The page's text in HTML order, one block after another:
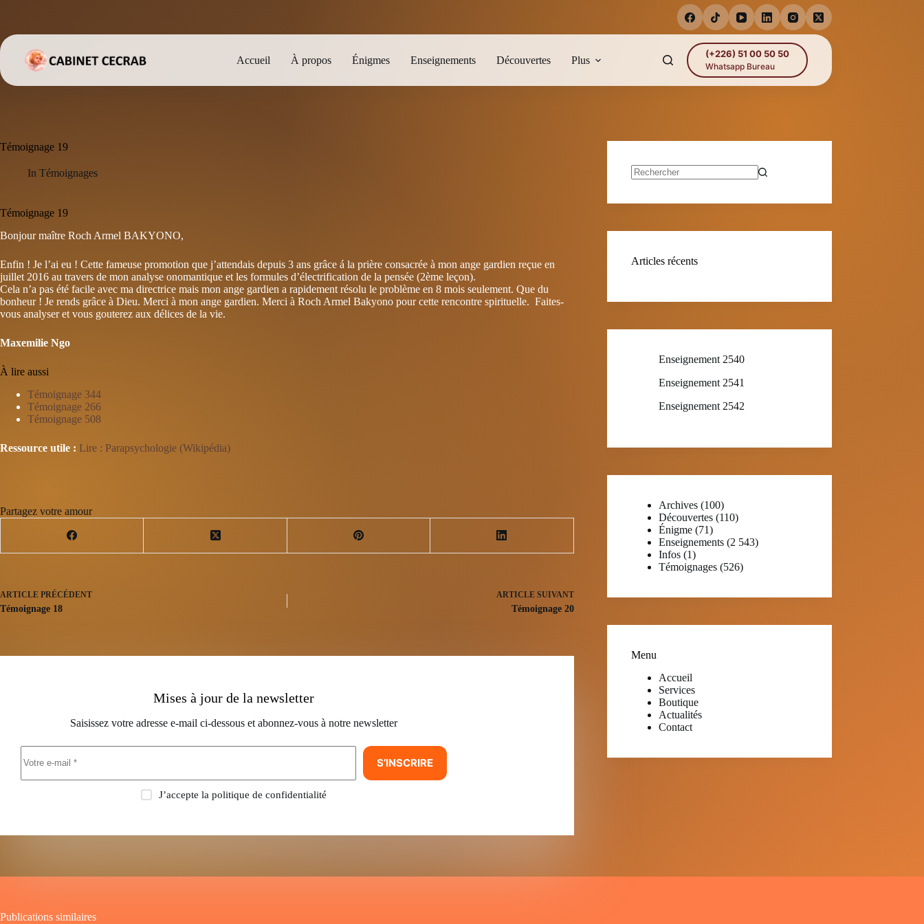
Accueil À propos Énigmes Enseignements Découvertes Plus
(+226) 51 00 50 50
Whatsapp Bureau
Témoignage 19
In Témoignages
Témoignage 19
Bonjour maître Roch Armel BAKYONO,
Enfin ! Je l’ai eu ! Cette fameuse promotion que j’attendais depuis 3 ans grâce á la prière consacrée à mon ange gardien reçue en
juillet 2016 au travers de mon analyse onomantique et les formules d’électrification de la pensée (2ème leçon).
Cela n’a pas été facile avec ma directrice mais mon ange gardien a rapidement résolu le problème en 8 mois seulement. Que du
bonheur ! Je rends grâce à Dieu. Merci à mon ange gardien. Merci à Roch Armel Bakyono pour cette rencontre spirituelle. Faites-
vous analyser et vous gouterez aux délices de la vie.
Maxemilie Ngo
À lire aussi
Témoignage 344
Témoignage 266
Témoignage 508
Ressource utile : Lire : Parapsychologie (Wikipédia)
Partagez votre amour
ARTICLE PRÉCÉDENT
Témoignage 18
ARTICLESUIVANT
Témoignage 20
Mises à jour de la newsletter
Saisissez votre adresse e-mail ci-dessous et abonnez-vous à notre newsletter
S’INSCRIRE
J’accepte la politique de confidentialité
Articles récents
Enseignement 2540
Enseignement 2541
Enseignement 2542
Archives (100)
Découvertes (110)
Énigme (71)
Enseignements (2 543)
Infos (1)
Témoignages (526)
Menu
Accueil
Services
Boutique
Actualités
Contact
Publications similaires